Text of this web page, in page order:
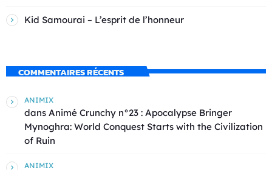
Kid Samourai – L’esprit de l’honneur
COMMENTAIRES RÉCENTS
ANIMIX
dans Animé Crunchy n°23 : Apocalypse Bringer
Mynoghra: World Conquest Starts with the Civilization
of Ruin
ANIMIX